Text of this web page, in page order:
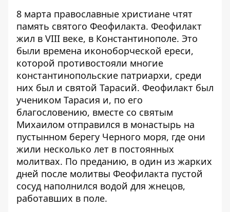
8 марта православные христиане чтят
память святого Феофилакта. Феофилакт
жил в VIII веке, в Константинополе. Это
были времена иконоборческой ереси,
которой противостояли многие
константинопольские патриархи, среди
них был и святой Тарасий. Феофилакт был
учеником Тарасия и, по его
благословению, вместе со святым
Михаилом отправился в монастырь на
пустынном берегу Черного моря, где они
жили несколько лет в постоянных
молитвах. По преданию, в один из жарких
дней после молитвы Феофилакта пустой
сосуд наполнился водой для жнецов,
работавших в поле.